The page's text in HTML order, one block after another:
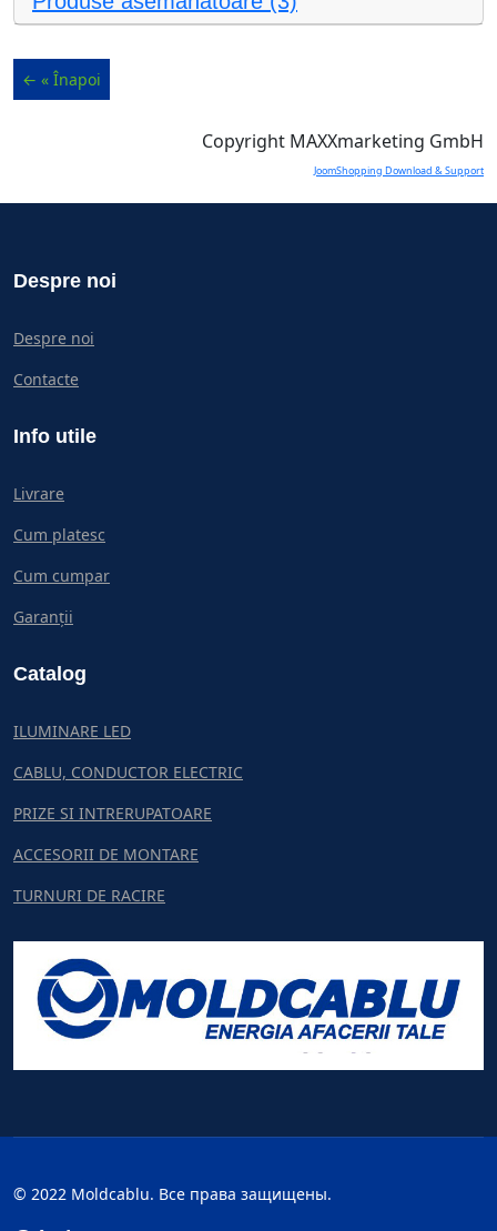
Copyright MAXXmarketing GmbH
JoomShopping Download & Support
Despre noi
Despre noi
Contacte
Info utile
Livrare
Cum platesc
Cum cumpar
Garanții
Catalog
ILUMINARE LED
CABLU, CONDUCTOR ELECTRIC
PRIZE SI INTRERUPATOARE
ACCESORII DE MONTARE
TURNURI DE RACIRE
© 2022 Moldcablu. Все права защищены.